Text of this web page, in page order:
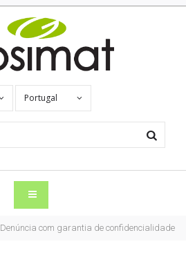
Portugal
Denúncia com garantia de confidencialidade